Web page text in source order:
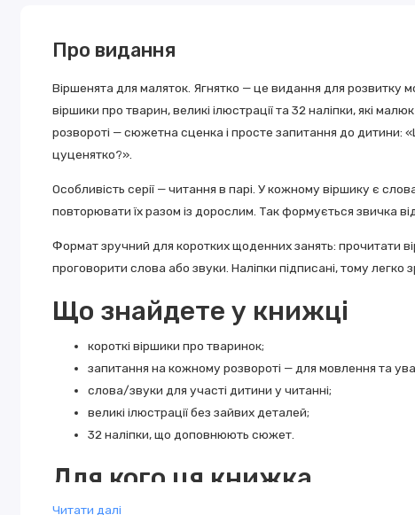
Про видання
Віршенята для маляток. Ягнятко — це видання для розвитку
віршики про тварин, великі ілюстрації та 32 наліпки, які
розвороті — сюжетна сценка і просте запитання до дитини:
цуценятко?».
Особливість серії — читання в парі. У кожному віршику є
повторювати їх разом із дорослим. Так формується звичка
Формат зручний для коротких щоденних занять: прочитати
проговорити слова або звуки. Наліпки підписані, тому легко
Що знайдете у книжці
короткі віршики про тваринок;
запитання на кожному розвороті — для мовлення та
слова/звуки для участі дитини у читанні;
великі ілюстрації без зайвих деталей;
32 наліпки, що доповнюють сюжет.
Для кого ця книжка
Для дітей дошкільного віку. Підходить для розвитку
Читати далі